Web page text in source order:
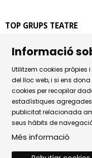
TOP GRUPS TEATRE
08002 Barcelona
Tel. 93 441 39 79
Horari d'atenció: de
divendres de 9.30 a
Sitemap | Avís Legal
Política de privacitat
Informació
Utilitzem cookies pròpies
del lloc web, i si ens
cookies per recopilar
estadístiques agregades
publicitat relacionada
seus hàbits de
Més informació